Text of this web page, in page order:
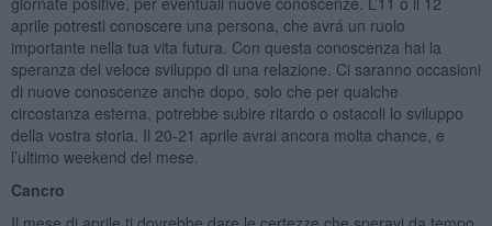
aprile potresti conoscere una persona, che avrá un ruolo
importante nella tua vita futura. Con questa conoscenza hai la
speranza del veloce sviluppo di una relazione. Ci saranno occasioni
di nuove conoscenze anche dopo, solo che per qualche
circostanza esterna, potrebbe subire ritardo o ostacoli lo sviluppo
della vostra storia. Il 20-21 aprile avrai ancora molta chance, e
l’ultimo weekend del mese.
Cancro